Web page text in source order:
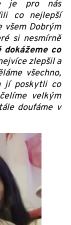
je pro nás
co nejlepší
všem Dobrým
si nesmírně
dokážeme co
zlepšil a
všechno,
jí poskytli co
velkým
doufáme v